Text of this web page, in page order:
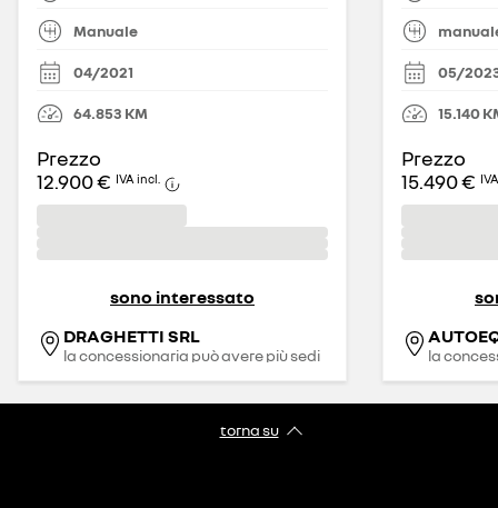
Manuale
04/2021
64.853 KM
Prezzo
12.900 € IVA incl.
sono interessato
DRAGHETTI SRL
la concessionaria può avere più sedi
05/
15.140
Prezzo
15.490 €
la
torna su